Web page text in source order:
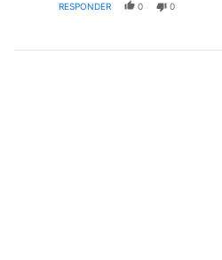
RESPONDER 0 0